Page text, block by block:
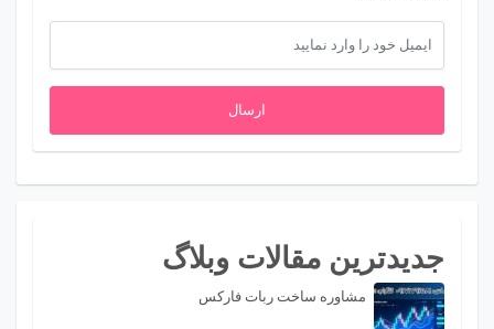
ارسال
جدیدترین مقالات وبلاگ
مشاوره ساخت ربات فارکس